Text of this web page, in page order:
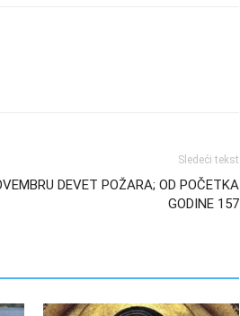
Sledeći tekst
DEVET POŽARA; OD POČETKA
GODINE 157